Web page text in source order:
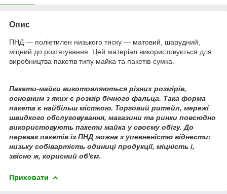
Опис
ПНД — поліетилен низького тиску — матовий, шарудний,
міцний до розтягування. Цей матеріал використовується для
виробництва пакетів типу майка та пакетів-сумка.
Пакети-майки виготовляються різних розмірів,
основним з яких є розмір бічного фальца. Така форма
пакета є найбільш місткою. Торговий ритейл, мережі
швидкого обслуговування, магазини та ринки повсюдно
використовують пакети майка у своєму обігу. До
переваг пакетів із ПНД можна з упевненістю віднести:
низьку собівартість одиниці продукції, міцність і,
звісно ж, корисний об'єм.
Приховати